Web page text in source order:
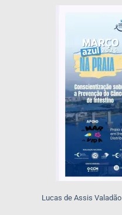
Lucas de Assis Valadão